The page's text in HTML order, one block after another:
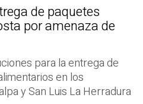
de paquetes
por amenaza de
para la entrega de
en los
y San Luis La Herradura